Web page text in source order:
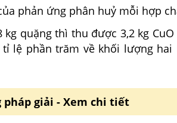
phản ứng phân huỷ mỗi hợp
quặng thì thu được 3,2 kg
tỉ lệ phần trăm về khối lượng hai
pháp giải - Xem chi tiết